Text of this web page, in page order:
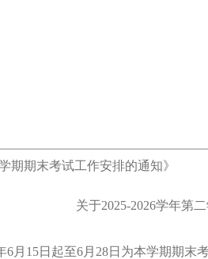
期期末考试工作安排的通知》
关于2025-2026学年第
6月15日起至6月28日为本学期期末